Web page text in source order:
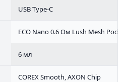
USB Type-C
ECO Nano 0.6 Ом Lush Mesh Pod
6 мл
COREX Smooth, AXON Chip